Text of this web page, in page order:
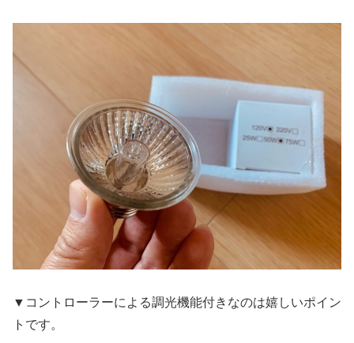
▼コントローラーによる調光機能付きなのは嬉しいポイン
トです。